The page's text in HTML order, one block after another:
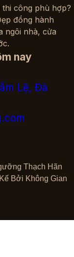
thi công phù hợp?
đồng hành
ngôi nhà, cửa
nay
Lệ, Đà
Thạch Hãn
Bởi Không Gian